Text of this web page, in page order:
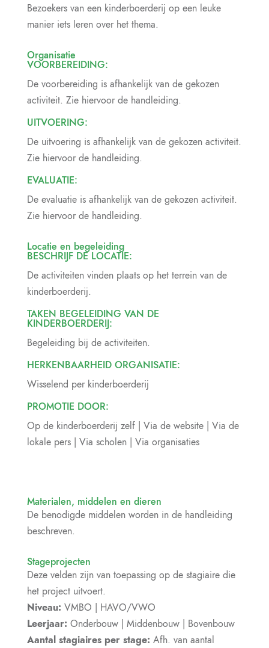
Bezoekers van een kinderboerderij op een leuke
manier iets leren over het thema.
Organisatie
VOORBEREIDING:
De voorbereiding is afhankelijk van de gekozen
activiteit. Zie hiervoor de handleiding.
UITVOERING:
De uitvoering is afhankelijk van de gekozen activiteit.
Zie hiervoor de handleiding.
EVALUATIE:
De evaluatie is afhankelijk van de gekozen activiteit.
Zie hiervoor de handleiding.
Locatie en begeleiding
BESCHRIJF DE LOCATIE:
De activiteiten vinden plaats op het terrein van de
kinderboerderij.
TAKEN BEGELEIDING VAN DE
KINDERBOERDERIJ:
Begeleiding bij de activiteiten.
HERKENBAARHEID ORGANISATIE:
Wisselend per kinderboerderij
PROMOTIE DOOR:
Op de kinderboerderij zelf | Via de website | Via de
lokale pers | Via scholen | Via organisaties
Materialen, middelen en dieren
De benodigde middelen worden in de handleiding
beschreven.
Stageprojecten
Deze velden zijn van toepassing op de stagiaire die
het project uitvoert.
Niveau: VMBO | HAVO/VWO
Leerjaar: Onderbouw | Middenbouw | Bovenbouw
Aantal stagiaires per stage: Afh. van aantal